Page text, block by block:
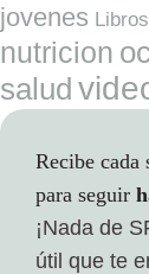
jovenes Libros
nutricion
salud
Recibe cada
para seguir
¡Nada de
útil que te